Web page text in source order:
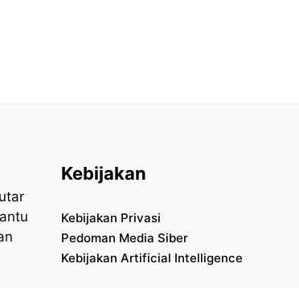
Kebijakan
Kebijakan Privasi
Pedoman Media Siber
Kebijakan Artificial Intelligence